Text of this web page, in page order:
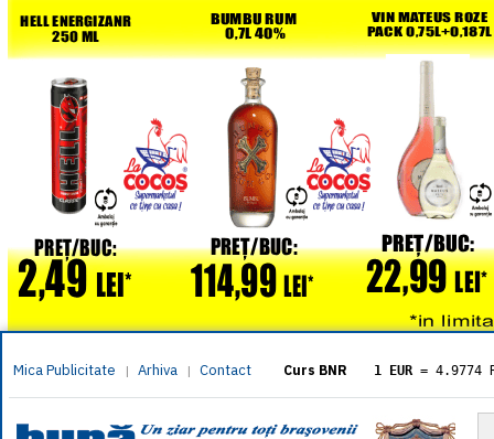
Mica Publicitate | Arhiva | Contact Curs BNR 1 EUR = 4.9774
= 5.8304
1 XAU= 464.4611